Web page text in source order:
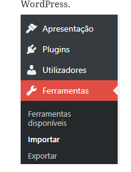
WordPress.